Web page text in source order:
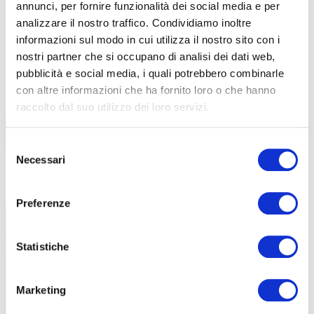
annunci, per fornire funzionalità dei social media e per
analizzare il nostro traffico. Condividiamo inoltre
informazioni sul modo in cui utilizza il nostro sito con i
nostri partner che si occupano di analisi dei dati web,
pubblicità e social media, i quali potrebbero combinarle
con altre informazioni che ha fornito loro o che hanno
raccolto dal suo utilizzo dei loro servizi.
delNecessari
Preferenze
Statistiche
Marketing
CARGO-BIKE